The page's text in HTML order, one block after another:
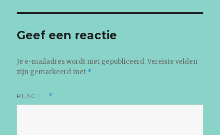
Geef een reactie
Je e-mailadres wordt niet gepubliceerd. Vereiste velden
zijn gemarkeerd met *
REACTIE *